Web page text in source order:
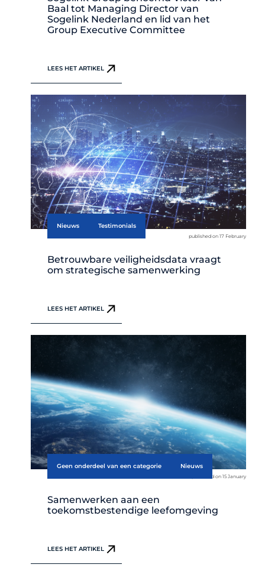
Baal tot Managing Director van
Sogelink Nederland en lid van het
Group Executive Committee
LEES HET ARTIKEL
Nieuws Testimonials
published on 17 February
Betrouwbare veiligheidsdata vraagt
om strategische samenwerking
LEES HET ARTIKEL
Geen onderdeel van een categorie Nieuws
published on 15 January
Samenwerken aan een
toekomstbestendige leefomgeving
LEES HET ARTIKEL